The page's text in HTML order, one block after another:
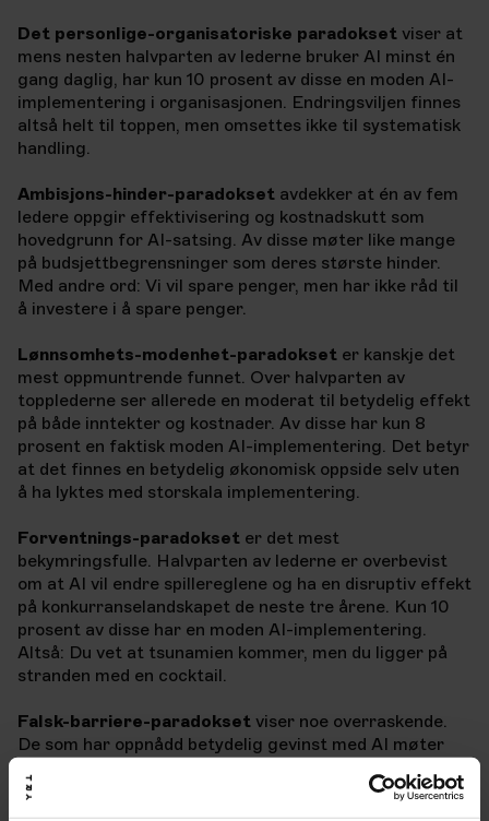
Det personlige-organisatoriske paradokset viser at
mens nesten halvparten av lederne bruker AI minst én
gang daglig, har kun 10 prosent av disse en moden AI-
implementering i organisasjonen. Endringsviljen finnes
altså helt til toppen, men omsettes ikke til systematisk
handling.
Ambisjons-hinder-paradokset avdekker at én av fem
ledere oppgir effektivisering og kostnadskutt som
hovedgrunn for AI-satsing. Av disse møter like mange
på budsjettbegrensninger som deres største hinder.
Med andre ord: Vi vil spare penger, men har ikke råd til
å investere i å spare penger.
Lønnsomhets-modenhet-paradokset er kanskje det
mest oppmuntrende funnet. Over halvparten av
topplederne ser allerede en moderat til betydelig effekt
på både inntekter og kostnader. Av disse har kun 8
prosent en faktisk moden AI-implementering. Det betyr
at det finnes en betydelig økonomisk oppside selv uten
å ha lyktes med storskala implementering.
Forventnings-paradokset er det mest
bekymringsfulle. Halvparten av lederne er overbevist
om at AI vil endre spillereglene og ha en disruptiv effekt
på konkurranselandskapet de neste tre årene. Kun 10
prosent av disse har en moden AI-implementering.
Altså: Du vet at tsunamien kommer, men du ligger på
stranden med en cocktail.
Falsk-barriere-paradokset viser noe overraskende.
De som har oppnådd betydelig gevinst med AI møter
at hindringer ikke er en stoppsignaler, men snarere en
del av veien mot suksess.